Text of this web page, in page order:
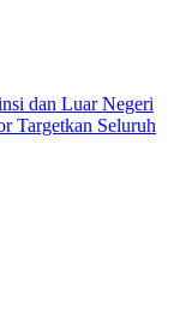
dan Luar Negeri
Targetkan Seluruh